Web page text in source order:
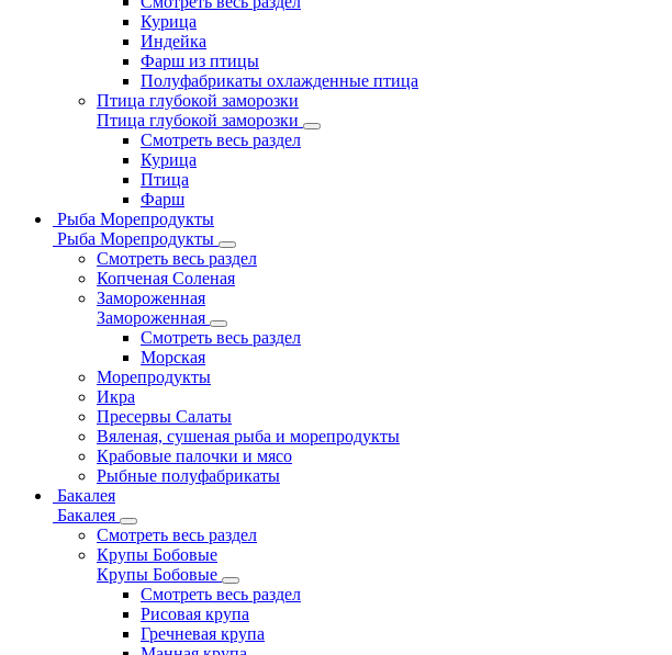
Курица
Индейка
Фарш из птицы
Полуфабрикаты охлажденные птица
Птица глубокой заморозки
Птица глубокой заморозки
Смотреть весь раздел
Курица
Птица
Фарш
Рыба Морепродукты
Рыба Морепродукты
Смотреть весь раздел
Копченая Соленая
Замороженная
Замороженная
Смотреть весь раздел
Морская
Морепродукты
Икра
Пресервы Салаты
Вяленая, сушеная рыба и морепродукты
Крабовые палочки и мясо
Рыбные полуфабрикаты
Бакалея
Бакалея
Смотреть весь раздел
Крупы Бобовые
Крупы Бобовые
Смотреть весь раздел
Рисовая крупа
Гречневая крупа